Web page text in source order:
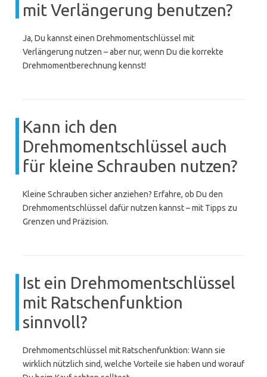
mit Verlängerung benutzen?
Ja, Du kannst einen Drehmomentschlüssel mit
Verlängerung nutzen – aber nur, wenn Du die korrekte
Drehmomentberechnung kennst!
Kann ich den
Drehmomentschlüssel auch
für kleine Schrauben nutzen?
Kleine Schrauben sicher anziehen? Erfahre, ob Du den
Drehmomentschlüssel dafür nutzen kannst – mit Tipps zu
Grenzen und Präzision.
Ist ein Drehmomentschlüssel
mit Ratschenfunktion
sinnvoll?
Drehmomentschlüssel mit Ratschenfunktion: Wann sie
wirklich nützlich sind, welche Vorteile sie haben und worauf